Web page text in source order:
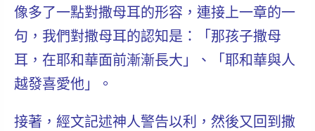
像多了一點對撒母耳的形容，連接上一章的一
句，我們對撒母耳的認知是：
「那孩子撒母
耳，在耶和華面前漸漸長大」、「耶和華與人
越發喜愛他」
。
接著，經文記述神人警告以利，然後又回到撒